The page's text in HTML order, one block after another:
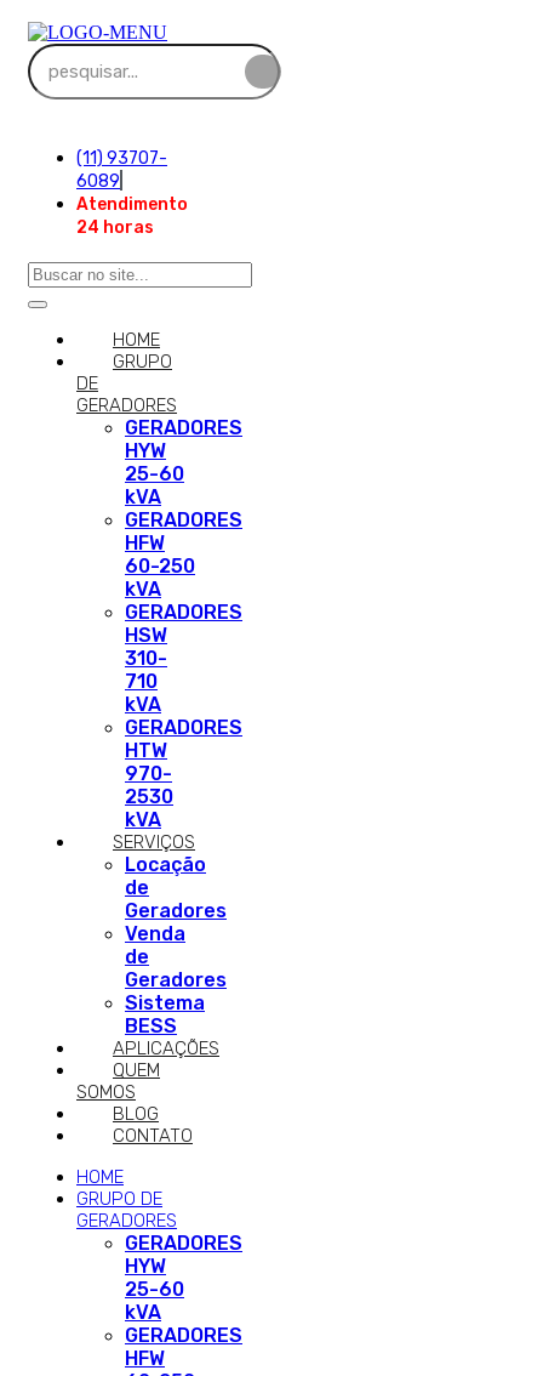
(11) 93707-
6089
Atendimento
24 horas
HOME
GRUPO
DE
GERADORES
GERADORES
HYW
25-60
kVA
GERADORES
HFW
60-250
kVA
GERADORES
HSW
310-
710
kVA
GERADORES
HTW
970-
2530
kVA
SERVIÇOS
Locação
de
Geradores
Venda
de
Geradores
Sistema
BESS
APLICAÇÕES
QUEM
SOMOS
BLOG
CONTATO
HOME
GRUPO DE
GERADORES
GERADORES
HYW
25-60
kVA
GERADORES
HFW